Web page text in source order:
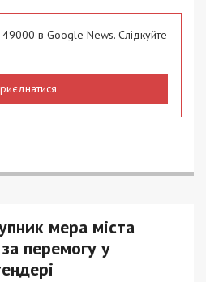
в Google News. Слідкуйте
мера міста
за перемогу у